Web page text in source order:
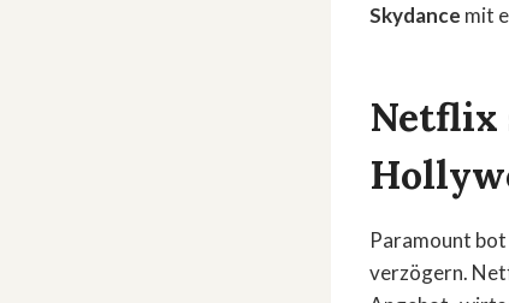
Skydance mit
Netflix
Paramount
verzögern.